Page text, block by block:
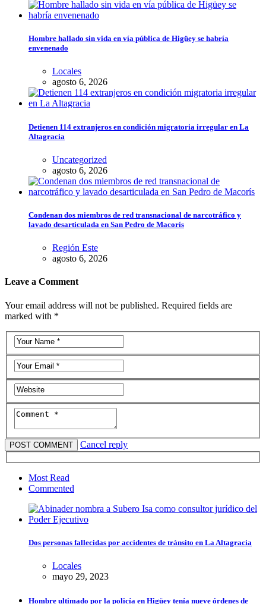
Hombre hallado sin vida en vía pública de Higüey se habría
envenenado
Locales
agosto 6, 2026
Detienen 114 extranjeros en condición migratoria irregular en La
Altagracia
Uncategorized
agosto 6, 2026
Condenan dos miembros de red transnacional de narcotráfico y
lavado desarticulada en San Pedro de Macorís
Región Este
agosto 6, 2026
Leave a Comment
Your email address will not be published. Required fields are
marked with *
Cancel reply
Most Read
Commented
Dos personas fallecidas por accidentes de tránsito en La Altagracia
Locales
mayo 29, 2023
Hombre ultimado por la policía en Higüey tenía nueve órdenes de